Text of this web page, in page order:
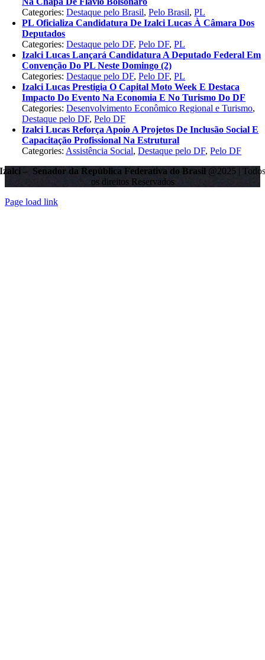
Categories:Destaque pelo Brasil,Pelo Brasil,PL
PL Oficializa Candidatura De Izalci Lucas À Câmara Dos
Deputados
Categories:Destaque pelo DF,Pelo DF,PL
Izalci Lucas Lançará Candidatura A Deputado Federal Em
Convenção Do PL Neste Domingo (2)
Categories:Destaque pelo DF,Pelo DF,PL
Izalci Lucas Prestigia O Capital Moto Week E Destaca
Impacto Do Evento Na Economia E No Turismo Do DF
Categories:Desenvolvimento Econômico Regional e Turismo,
Destaque pelo DF,Pelo DF
Izalci Lucas Reforça Apoio A Projetos De Inclusão Social E
Capacitação Profissional Na Estrutural
Categories: Assistência Social,Destaque pelo DF,Pelo DF
Izalci – Senador da República Federativa do Brasil @2025 | Todos
os direitos Reservados
Page load link